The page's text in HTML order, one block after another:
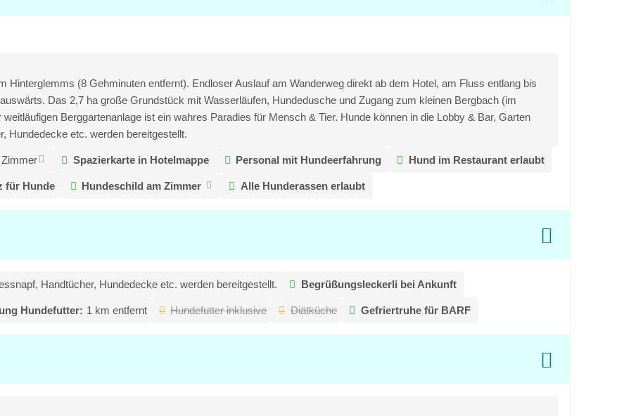
Hinterglemms (8 Gehminuten entfernt). Endloser Auslauf am Wanderweg direkt ab dem Hotel, am Fluss entlang bis
Das 2,7 ha große Grundstück mit Wasserläufen, Hundedusche und Zugang zum kleinen Bergbach (im
Berggartenanlage ist ein wahres Paradies für Mensch & Tier. Hunde können in die Lobby & Bar, Garten
Hundedecke etc. werden bereitgestellt.
Spazierkarte in Hotelmappe Personal mit Hundeerfahrung Hund im Restaurant erlaubt
für Hunde Hundeschild am Zimmer Alle Hunderassen erlaubt
Handtücher, Hundedecke etc. werden bereitgestellt. Begrüßungsleckerli bei Ankunft
Hundefutter: 1 km entfernt Hundefutter inklusive Diätküche Gefriertruhe für BARF